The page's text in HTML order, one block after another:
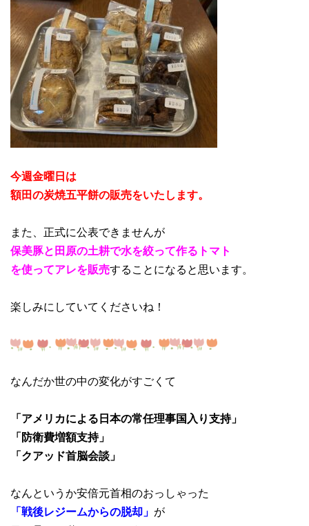
今週金曜日は
額田の炭焼五平餅の販売をいたします。
また、正式に公表できませんが
保美豚と田原の土耕で水を絞って作るトマト
を使ってアレを販売することになると思います。
楽しみにしていてくださいね！
なんだか世の中の変化がすごくて
「アメリカによる日本の常任理事国入り支持」
「防衛費増額支持」
「クアッド首脳会談」
なんというか安倍元首相のおっしゃった
「戦後レジームからの脱却」 が